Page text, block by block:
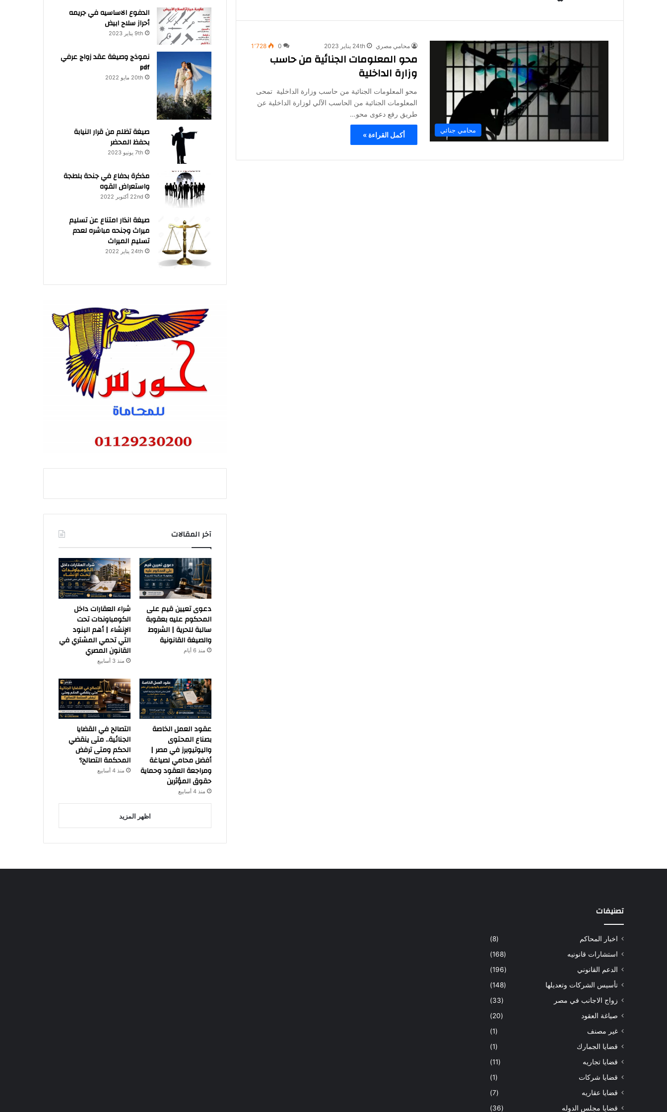
محامي جنائي
محامي مصري 24th يناير 2023 0 1٬728
محو المعلومات الجنائية من حاسب
وزارة الداخلية
محو المعلومات الجنائية من حاسب وزارة الداخلية تمحى
المعلومات الجنائية من الحاسب الآلي لوزارة الداخلية عن
طريق رفع دعوى محو…
أكمل القراءة »
الدفوع الاساسيه في جريمه
أحراز سلاح ابيض
9th يناير 2023
نموذج وصيغة عقد زواج عرفي
pdf
20th مايو 2022
صيغة تظلم من قرار النيابة
بحفظ المحضر
7th يونيو 2023
مذكرة بدفاع في جنحة بلطجة
واستعراض القوه
22nd أكتوبر 2022
صيغة انذار امتناع عن تسليم
ميراث وجنحه مباشره لعدم
تسليم الميراث
24th يناير 2022
آخر المقالات
دعوى تعيين قيم على
المحكوم عليه بعقوبة
سالبة للحرية | الشروط
والصيغة القانونية
منذ 6 أيام
شراء العقارات داخل
الكومباوندات تحت
الإنشاء | أهم البنود
التي تحمي المشتري في
القانون المصري
منذ 3 أسابيع
عقود العمل الخاصة
بصناع المحتوى
واليوتيوبرز في مصر |
أفضل محامي لصياغة
ومراجعة العقود وحماية
حقوق المؤثرين
منذ 4 أسابيع
التصالح في القضايا
الجنائية.. متى ينقضي
الحكم ومتى ترفض
المحكمة التصالح؟
منذ 4 أسابيع
اظهر المزيد
تصنيفات
اخبار المحاكم
(8)
استشارات قانونيه
(168)
الدعم القانوني
(196)
تأسيس الشركات وتعديلها
(148)
زواج الاجانب في مصر
(33)
صياغة العقود
(20)
غير مصنف
(1)
قضايا الجمارك
(1)
قضايا تجاريه
(11)
قضايا شركات
(1)
قضايا عقاريه
(7)
قضايا مجلس الدوله
(36)